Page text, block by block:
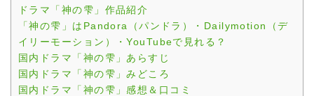
ドラマ「神の雫」作品紹介
「神の雫」はPandora（パンドラ）・Dailymotion（デ
イリーモーション）・YouTubeで見れる？
国内ドラマ「神の雫」あらすじ
国内ドラマ「神の雫」みどころ
国内ドラマ「神の雫」感想＆口コミ